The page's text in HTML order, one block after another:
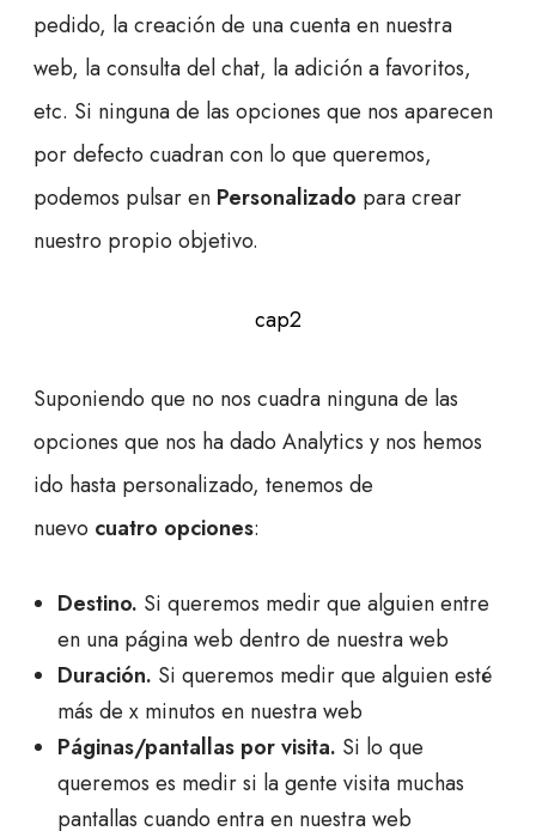
pedido, la creación de una cuenta en nuestra
web, la consulta del chat, la adición a favoritos,
etc. Si ninguna de las opciones que nos aparecen
por defecto cuadran con lo que queremos,
podemos pulsar en Personalizado para crear
nuestro propio objetivo.
Suponiendo que no nos cuadra ninguna de las
opciones que nos ha dado Analytics y nos hemos
ido hasta personalizado, tenemos de
nuevo cuatro opciones:
Destino. Si queremos medir que alguien entre
en una página web dentro de nuestra web
Duración. Si queremos medir que alguien esté
más de x minutos en nuestra web
Páginas/pantallas por visita. Si lo que
queremos es medir si la gente visita muchas
pantallas cuando entra en nuestra web